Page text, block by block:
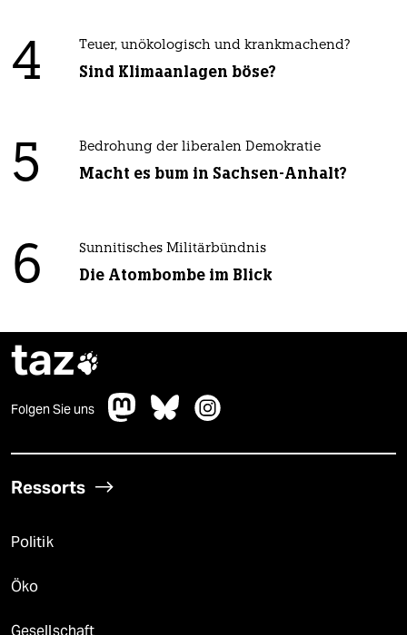
4 Teuer, unökologisch und krankmachend?
Sind Klimaanlagen böse?
5 Bedrohung der liberalen Demokratie
Macht es bum in Sachsen-Anhalt?
6 Sunnitisches Militärbündnis
Die Atombombe im Blick
taz
Folgen Sie uns
Ressorts
Politik
Öko
Gesellschaft